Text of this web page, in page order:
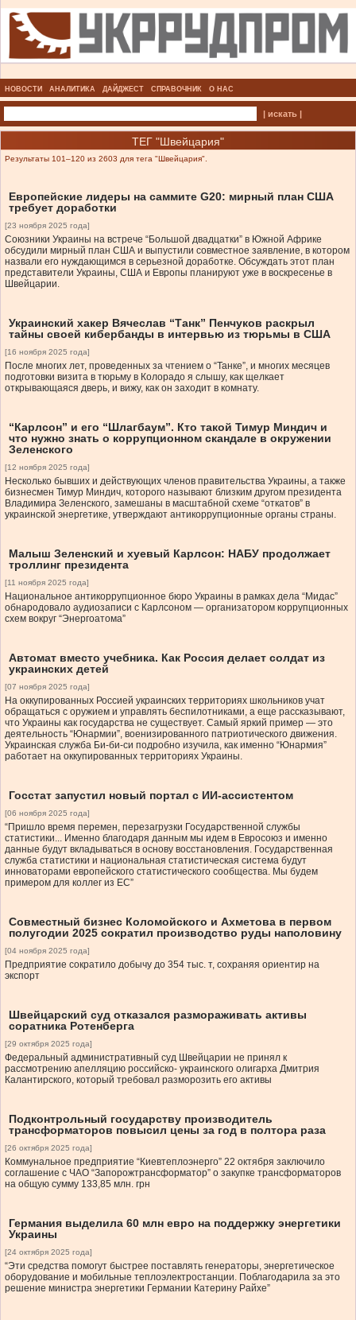
НОВОСТИ АНАЛИТИКА ДАЙДЖЕСТ СПРАВОЧНИК О НАС
| искать |
ТЕГ "Швейцария"
Результаты 101–120 из 2603 для тега "Швейцария".
Европейские лидеры на саммите G20: мирный план США
требует доработки
[23 ноября 2025 года]
Союзники Украины на встрече “Большой двадцатки” в Южной Африке
обсудили мирный план США и выпустили совместное заявление, в котором
назвали его нуждающимся в серьезной доработке. Обсуждать этот план
представители Украины, США и Европы планируют уже в воскресенье в
Швейцарии.
Украинский хакер Вячеслав “Танк” Пенчуков раскрыл
тайны своей кибербанды в интервью из тюрьмы в США
[16 ноября 2025 года]
После многих лет, проведенных за чтением о “Танке”, и многих месяцев
подготовки визита в тюрьму в Колорадо я слышу, как щелкает
открывающаяся дверь, и вижу, как он заходит в комнату.
“Карлсон” и его “Шлагбаум”. Кто такой Тимур Миндич и
что нужно знать о коррупционном скандале в окружении
Зеленского
[12 ноября 2025 года]
Несколько бывших и действующих членов правительства Украины, а также
бизнесмен Тимур Миндич, которого называют близким другом президента
Владимира Зеленского, замешаны в масштабной схеме “откатов” в
украинской энергетике, утверждают антикоррупционные органы страны.
Малыш Зеленский и хуевый Карлсон: НАБУ продолжает
троллинг президента
[11 ноября 2025 года]
Национальное антикоррупционное бюро Украины в рамках дела “Мидас”
обнародовало аудиозаписи с Карлсоном — организатором коррупционных
схем вокруг “Энергоатома”
Автомат вместо учебника. Как Россия делает солдат из
украинских детей
[07 ноября 2025 года]
На оккупированных Россией украинских территориях школьников учат
обращаться с оружием и управлять беспилотниками, а еще рассказывают,
что Украины как государства не существует. Самый яркий пример — это
деятельность “Юнармии”, военизированного патриотического движения.
Украинская служба Би-би-си подробно изучила, как именно “Юнармия”
работает на оккупированных территориях Украины.
Госстат запустил новый портал с ИИ-ассистентом
[06 ноября 2025 года]
“Пришло время перемен, перезагрузки Государственной службы
статистики... Именно благодаря данным мы идем в Евросоюз и именно
данные будут вкладываться в основу восстановления. Государственная
служба статистики и национальная статистическая система будут
инноваторами европейского статистического сообщества. Мы будем
примером для коллег из ЕС”
Совместный бизнес Коломойского и Ахметова в первом
полугодии 2025 сократил производство руды наполовину
[04 ноября 2025 года]
Предприятие сократило добычу до 354 тыс. т, сохраняя ориентир на
экспорт
Швейцарский суд отказался размораживать активы
соратника Ротенберга
[29 октября 2025 года]
Федеральный административный суд Швейцарии не принял к
рассмотрению апелляцию российско- украинского олигарха Дмитрия
Калантирского, который требовал разморозить его активы
Подконтрольный государству производитель
трансформаторов повысил цены за год в полтора раза
[26 октября 2025 года]
Коммунальное предприятие “Киевтеплоэнерго” 22 октября заключило
соглашение с ЧАО “Запорожтрансформатор” о закупке трансформаторов
на общую сумму 133,85 млн. грн
Германия выделила 60 млн евро на поддержку энергетики
Украины
[24 октября 2025 года]
“Эти средства помогут быстрее поставлять генераторы, энергетическое
оборудование и мобильные теплоэлектростанции. Поблагодарила за это
решение министра энергетики Германии Катерину Райхе”